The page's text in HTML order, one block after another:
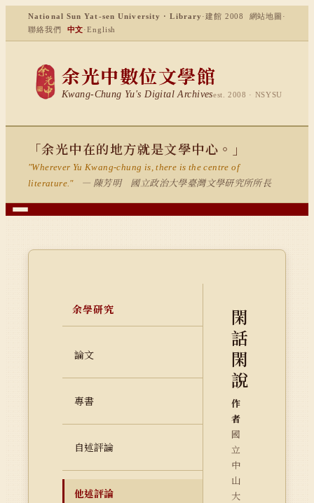
National Sun Yat-sen University · Library ·建館 2008 網站地圖 ·
聯絡我們
中文·English
余光中數位文學館
Kwang-Chung Yu's Digital Archivesest. 2008 · NSYSU
「余光中在的地方就是文學中心。」
"Wherever Yu Kwang-chung is, there is the centre of
literature."
— 陳芳明 國立政治大學臺灣文學研究所所長
余學研究
論文
專書
自述評論
他述評論
閑
話
閑
說
作
者
國
立
中
山
大